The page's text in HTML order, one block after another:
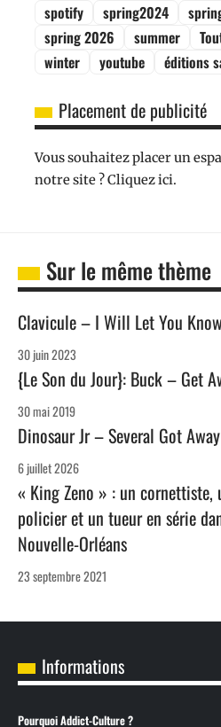
spotify
spring2024
spring 2026
summer
winter
youtube éditions
Placement de publicité
Vous souhaitez placer un
notre site ? Cliquez ici.
Sur le même thème
Clavicule – I Will Let You Know
30 juin 2023
{Le Son du Jour}: Buck – Get
30 mai 2019
Dinosaur Jr – Several Got Away
6 juillet 2026
« King Zeno » : un cornettiste,
policier et un tueur en série
Nouvelle-Orléans
23 septembre 2021
Informations
Pourquoi Addict-Culture ?